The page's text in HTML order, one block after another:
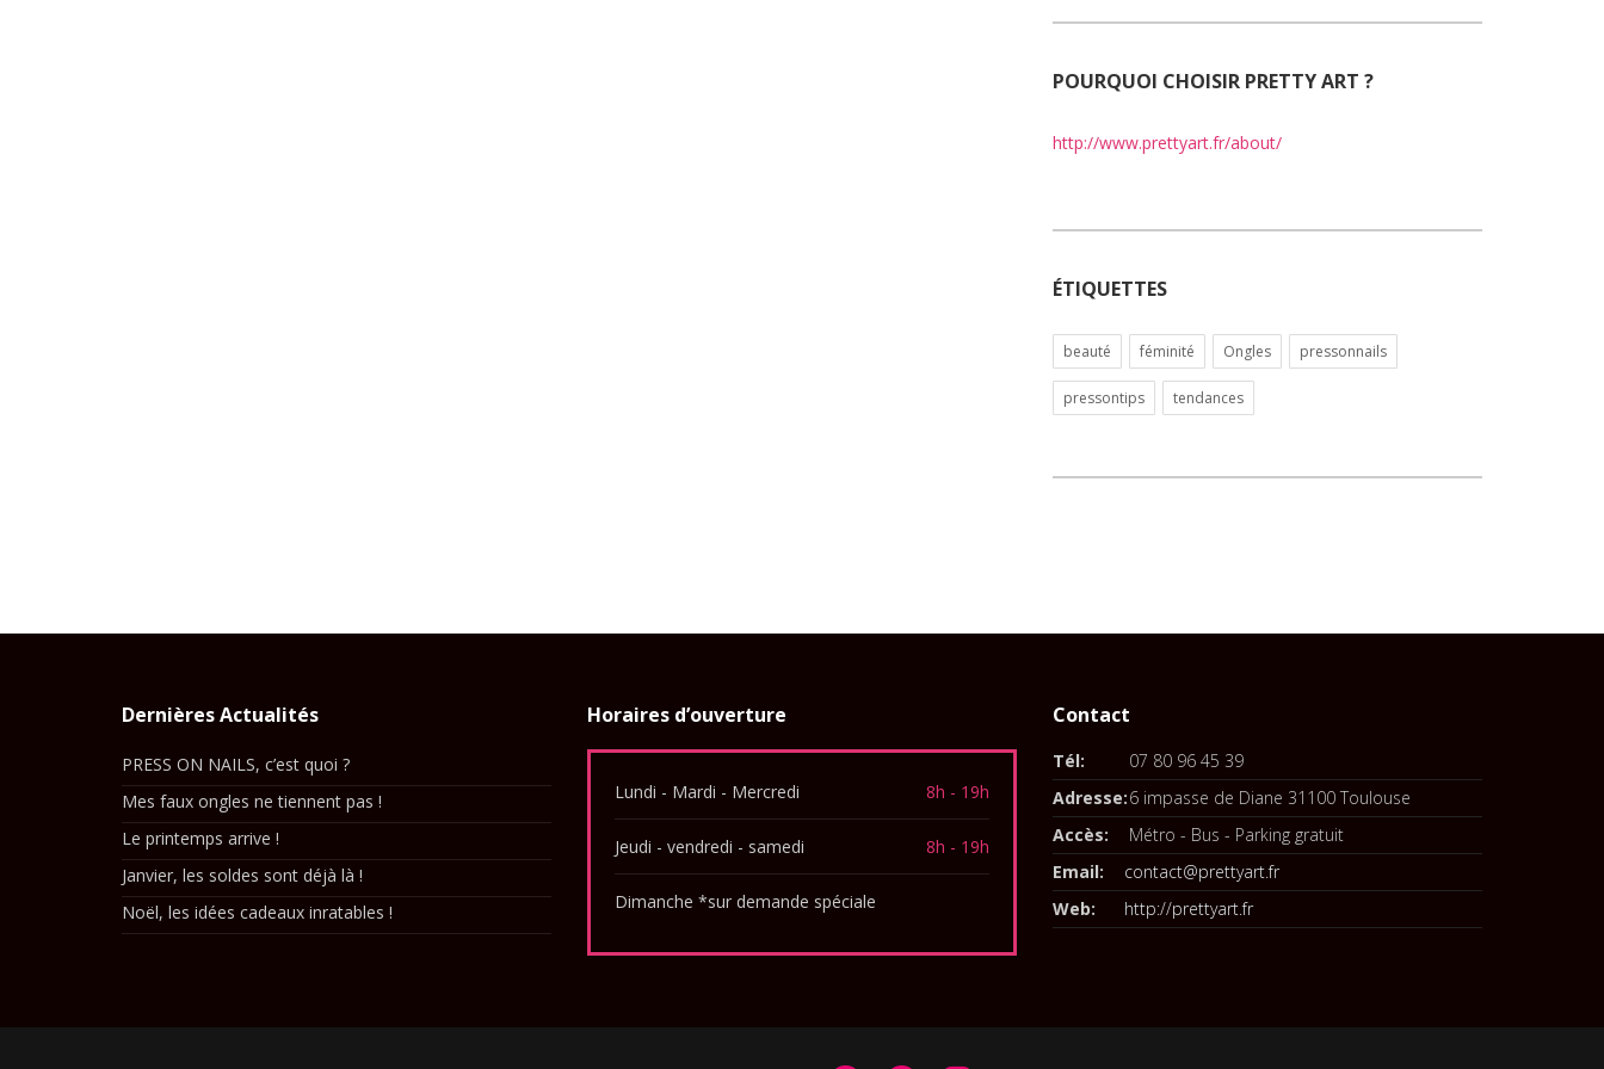
POURQUOI CHOISIR PRETTY ART ?
http://www.prettyart.fr/about/
ÉTIQUETTES
beauté féminité Ongles pressonnails
pressontips tendances
Dernières Actualités
PRESS ON NAILS, c’est quoi ?
Mes faux ongles ne tiennent pas !
Le printemps arrive !
Janvier, les soldes sont déjà là !
Noël, les idées cadeaux inratables !
Horaires d’ouverture
Lundi - Mardi - Mercredi 8h - 19h
Jeudi - vendredi - samedi 8h - 19h
Dimanche *sur demande spéciale
Contact
Tél:
07 80 96 45 39
Adresse:6 impasse de Diane 31100 Toulouse
Accès:
Métro - Bus - Parking gratuit
Email:
contact@prettyart.fr
Web:
http://prettyart.fr